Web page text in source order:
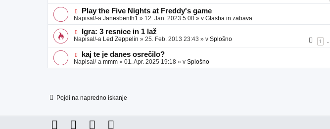
e
a
v
e
e
o
b
a
v
e
N
o
v
e
o
a
v
Play the Five Nights at Freddy's game
Napisal/-a Janesbenth1 » 12. Jan. 2023 5:00 » v Glasba in zabava
N
o
e
o
b
Igra: 3 resnice in 1 laž
Napisal/-a Led Zeppelin » 25. Feb. 2013 23:43 » v Splošno 1
N
o
v
j
a
e
kaj te je danes osrečilo?
Napisal/-a mmm » 01. Apr. 2025 19:18 » v Splošno
Pojdi na napredno iskanje